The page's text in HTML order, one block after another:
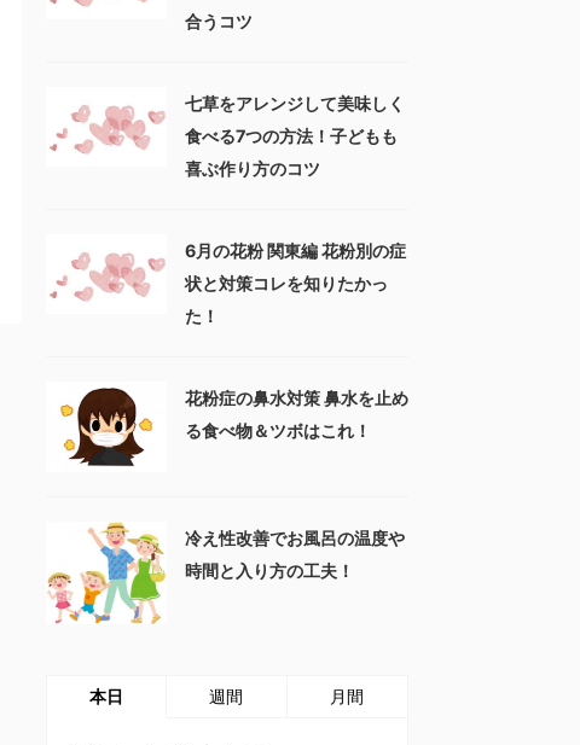
合うコツ
七草をアレンジして美味しく
食べる7つの方法！子どもも
喜ぶ作り方のコツ
6月の花粉 関東編 花粉別の症
状と対策コレを知りたかっ
た！
花粉症の鼻水対策 鼻水を止め
る食べ物＆ツボはこれ！
冷え性改善でお風呂の温度や
時間と入り方の工夫！
本日 週間 月間